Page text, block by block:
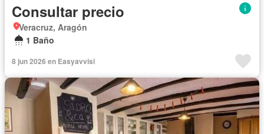
Consultar precio
Veracruz, Aragón
1 Baño
8 jun 2026 en Easyavvisi